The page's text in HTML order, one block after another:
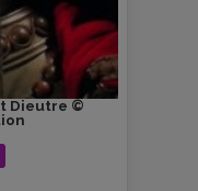
Dieutre ©